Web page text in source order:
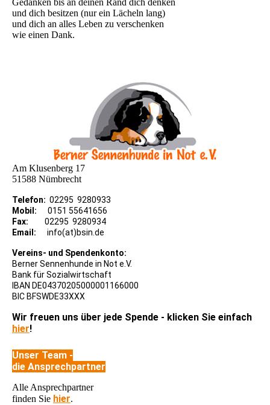
und dich besitzen (nur ein Lächeln lang)
und dich an alles Leben zu verschenken
wie einen Dank.
Am Klusenberg 17
51588 Nümbrecht
Telefon: 02295 9280933
Mobil: 0151 55641656
Fax:
02295 9280934
Email: info(at)bsin.de
Vereins- und Spendenkonto:
Berner Sennenhunde in Not e.V.
Bank für Sozialwirtschaft
IBAN DE04370205000001166000
BIC BFSWDE33XXX
Wir freuen uns über jede Spende - klicken Sie einfach
hier!
Unser Team -
die Ansprechpartner
Alle Ansprechpartner
finden Sie hier.